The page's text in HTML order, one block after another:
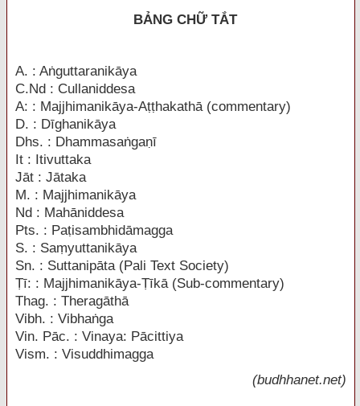
BẢNG CHỮ TẮT
A. : Aṅguttaranikāya
C.Nd : Cullaniddesa
A: : Majjhimanikāya-Aṭṭhakathā (commentary)
D. : Dīghanikāya
Dhs. : Dhammasaṅgaṇī
It : Itivuttaka
Jāt : Jātaka
M. : Majjhimanikāya
Nd : Mahāniddesa
Pts. : Paṭisambhidāmagga
S. : Saṃyuttanikāya
Sn. : Suttanipāta (Pali Text Society)
Ṭī: : Majjhimanikāya-Ṭīkā (Sub-commentary)
Thag. : Theragāthā
Vibh. : Vibhaṅga
Vin. Pāc. : Vinaya: Pācittiya
Vism. : Visuddhimagga
(budhhanet.net)